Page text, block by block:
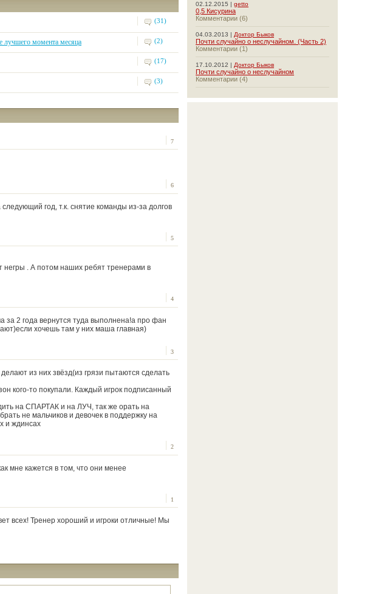
(31)
лучшего момента месяца (2)
(17)
(3)
7
6
год, т.к. снятие команды из-за долгов
5
негры . А потом наших ребят тренерами в
4
за 2 года вернутся туда выполнена!а про фан
хочешь там у них маша главная)
3
из них звёзд(из грязи пытаются сделать
кого-то покупали. Каждый игрок подписанный
на СПАРТАК и на ЛУЧ, так же орать на
не мальчиков и девочек в поддержку на
и ждинсах
2
мне кажется в том, что они менее
1
всех! Тренер хороший и игроки отличные! Мы
02.12.2015 | getto
0,5 Кисурина
Комментарии (6)
04.03.2013 | Доктор Быков
Почти случайно о неслучайном. (Часть 2)
Комментарии (1)
17.10.2012 | Доктор Быков
Почти случайно о неслучайном
Комментарии (4)